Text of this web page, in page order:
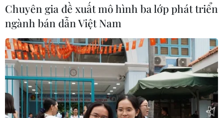
Bị cáo Châu Thị Thu Nga đề nghị Hội
đồng xét xử xem xét lại cáo trạng
03/10/2017 13:10
Trước khi trả lời thẩm vấn, bị cáo Châu Thị Thu Nga đã
đề nghị Hội đồng xét xử xem xét lại cáo trạng vì cho
rằng mình không phạm tội “Lừa đảo chiếm đoạt tài
Chuyên gia đề xuất mô hình ba lớp phát triển
ngành bán dẫn Việt Nam